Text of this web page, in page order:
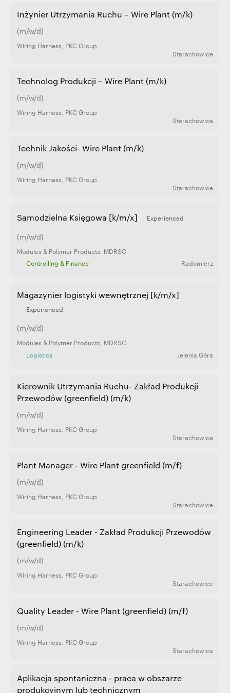
Inżynier Utrzymania Ruchu – Wire Plant (m/k)
(m/w/d)
Wiring Harness, PKC Group
Starachowice
Technolog Produkcji – Wire Plant (m/k)
(m/w/d)
Wiring Harness, PKC Group
Starachowice
Technik Jakości- Wire Plant (m/k)
(m/w/d)
Wiring Harness, PKC Group
Starachowice
Samodzielna Księgowa [k/m/x] Experienced
(m/w/d)
Modules & Polymer Products MDRSC
Controlling & Finance
Radomierz
Magazynier logistyki wewnętrznej [k/m/x]
Experienced
(m/w/d)
Modules & Polymer Products, MDRSC
Logistics
Jelenia Góra
Kierownik Utrzymania Ruchu- Zakład Produkcji
Przewodów (greenfield) (m/k)
(m/w/d)
Wiring Harness, PKC Group
Starachowice
Plant Manager - Wire Plant greenfield (m/f)
(m/w/d)
Wiring Harness, PKC Group
Starachowice
Engineering Leader - Zakład Produkcji Przewodów
(greenfield) (m/k)
(m/w/d)
Wiring Harness, PKC Group
Starachowice
Quality Leader - Wire Plant (greenfield) (m/f)
(m/w/d)
Wiring Harness, PKC Group
Starachowice
Aplikacja spontaniczna - praca w obszarze
produkcyjnym lub technicznym